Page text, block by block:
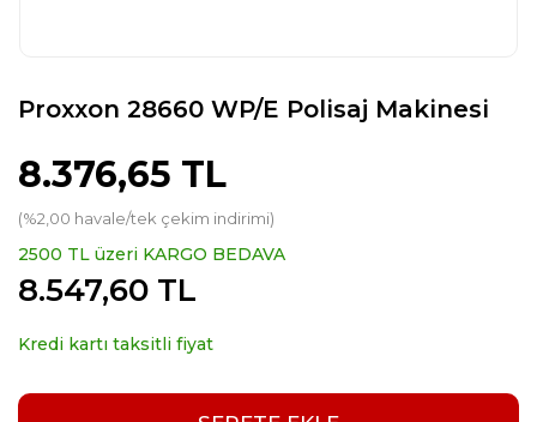
Proxxon 28660 WP/E Polisaj Makinesi
8.376,65 TL
(%2,00 havale/tek çekim indirimi)
2500 TL üzeri KARGO BEDAVA
8.547,60 TL
Kredi kartı taksitli fiyat